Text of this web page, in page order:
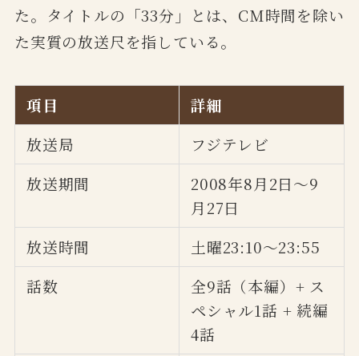
た。タイトルの「33分」とは、CM時間を除い
た実質の放送尺を指している。
項目
詳細
放送局
フジテレビ
放送期間
2008年8月2日〜9
月27日
放送時間
土曜23:10〜23:55
話数
全9話（本編）+ ス
ペシャル1話 + 続編
4話